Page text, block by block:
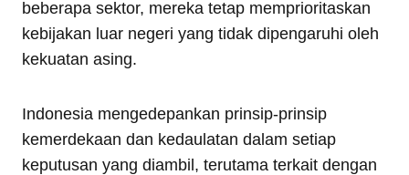
beberapa sektor, mereka tetap memprioritaskan
kebijakan luar negeri yang tidak dipengaruhi oleh
kekuatan asing.
Indonesia mengedepankan prinsip-prinsip
kemerdekaan dan kedaulatan dalam setiap
keputusan yang diambil, terutama terkait dengan